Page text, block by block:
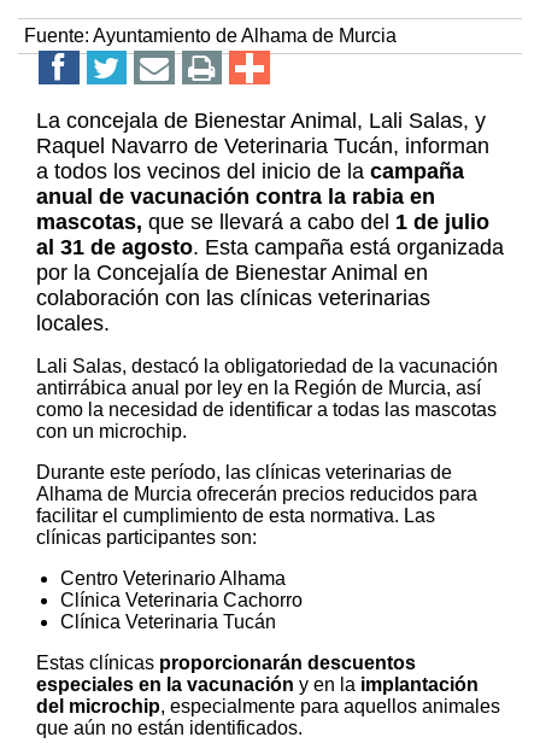
Fuente: Ayuntamiento de Alhama de Murcia
La concejala de Bienestar Animal, Lali Salas, y
Raquel Navarro de Veterinaria Tucán, informan
a todos los vecinos del inicio de la campaña
anual de vacunación contra la rabia en
mascotas, que se llevará a cabo del 1 de julio
al 31 de agosto. Esta campaña está organizada
por la Concejalía de Bienestar Animal en
colaboración con las clínicas veterinarias
locales.
Lali Salas, destacó la obligatoriedad de la vacunación
antirrábica anual por ley en la Región de Murcia, así
como la necesidad de identificar a todas las mascotas
con un microchip.
Durante este período, las clínicas veterinarias de
Alhama de Murcia ofrecerán precios reducidos para
facilitar el cumplimiento de esta normativa. Las
clínicas participantes son:
Centro Veterinario Alhama
Clínica Veterinaria Cachorro
Clínica Veterinaria Tucán
Estas clínicas proporcionarán descuentos
especiales en la vacunación y en la implantación
del microchip, especialmente para aquellos animales
que aún no están identificados.